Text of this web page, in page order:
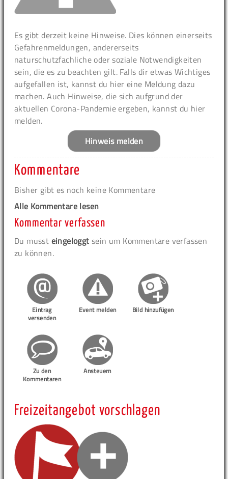
Es gibt derzeit keine Hinweise. Dies können einerseits
Gefahrenmeldungen, andererseits
naturschutzfachliche oder soziale Notwendigkeiten
sein, die es zu beachten gilt. Falls dir etwas Wichtiges
aufgefallen ist, kannst du hier eine Meldung dazu
machen. Auch Hinweise, die sich aufgrund der
aktuellen Corona-Pandemie ergeben, kannst du hier
melden.
Hinweis melden
Kommentare
Bisher gibt es noch keine Kommentare
Alle Kommentare lesen
Kommentar verfassen
Du musst eingeloggt sein um Kommentare verfassen
zu können.
Eintrag
versenden
Event melden Bild hinzufügen
Zu den
Kommentaren
Ansteuern
Freizeitangebot vorschlagen